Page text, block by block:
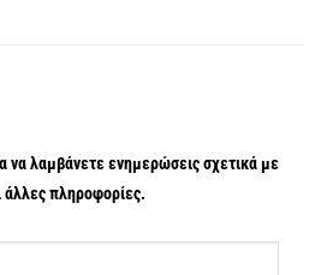
να λαμβάνετε ενημερώσεις σχετικά με
άλλες πληροφορίες.